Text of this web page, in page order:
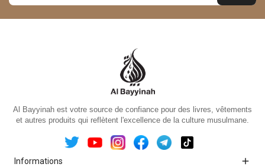
Al Bayyinah est votre source de confiance pour des livres, vêtements
et autres produits qui reflètent l'excellence de la culture musulmane.
Informations 